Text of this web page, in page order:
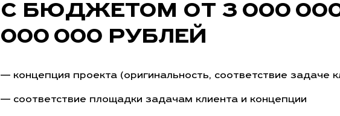
С БЮДЖЕТОМ ОТ 3 000
000 000 РУБЛЕЙ
— концепция проекта (оригинальность, соответствие задаче
— соответствие площадки задачам клиента и концепции